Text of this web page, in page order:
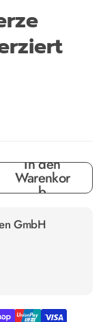
In den
Warenkor
b
GmbH